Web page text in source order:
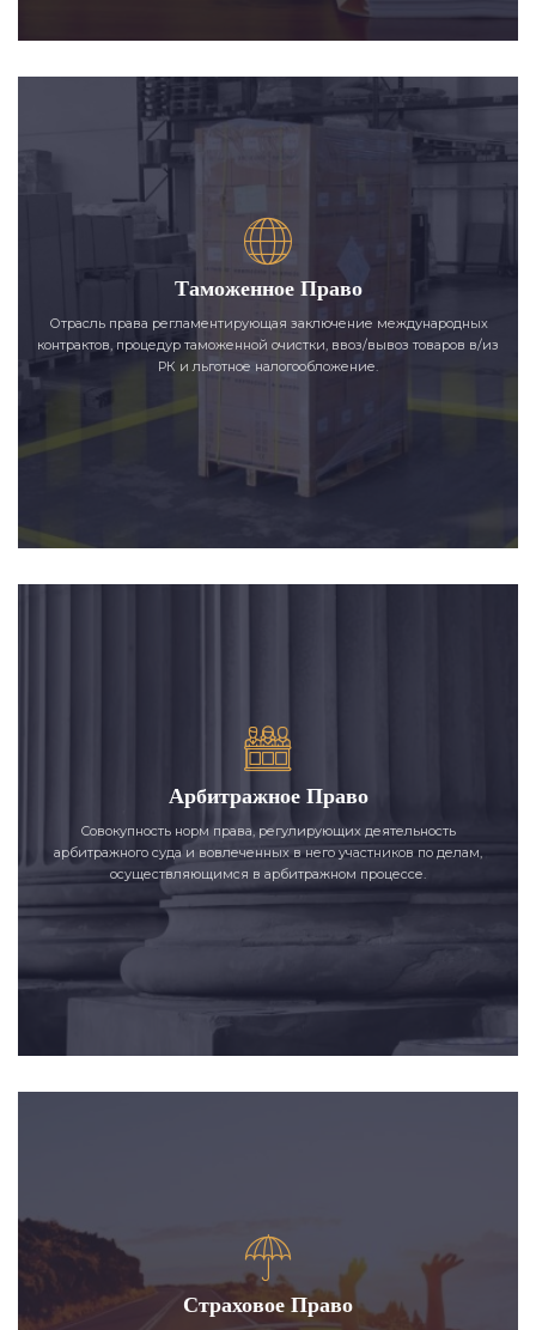
Таможенное Право
Отрасль права регламентирующая заключение международных
контрактов, процедур таможенной очистки, ввоз/вывоз товаров в/из
РК и льготное налогообложение.
Арбитражное Право
Совокупность норм права, регулирующих деятельность
арбитражного суда и вовлеченных в него участников по делам,
осуществляющимся в арбитражном процессе.
Страховое Право